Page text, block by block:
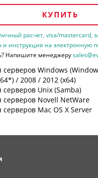
КУПИТЬ
расчет, visa/mastercard,
и инструкция на электронную
Напишите менеджеру
серверов Windows
/ 2008 / 2012 (х64)
Unix (Samba)
серверов Novell NetWare
Mac OS X Server